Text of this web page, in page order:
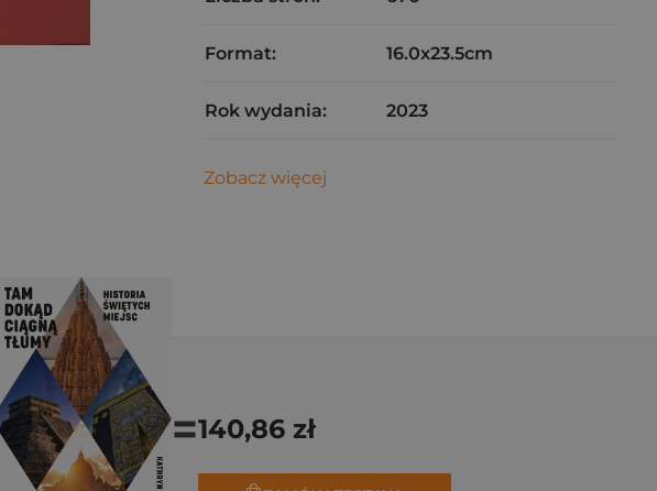
Format: 16.0x23.5cm
Rok wydania: 2023
Zobacz więcej
=140,86 zł